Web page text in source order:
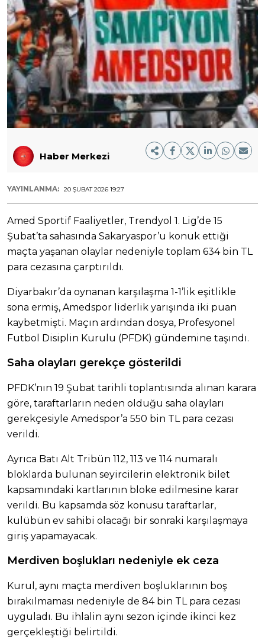
Haber Merkezi
YAYINLANMA: 20 ŞUBAT 2026 19:27
Amed Sportif Faaliyetler, Trendyol 1. Lig’de 15
Şubat’ta sahasında Sakaryaspor’u konuk ettiği
maçta yaşanan olaylar nedeniyle toplam 634 bin TL
para cezasına çarptırıldı.
Diyarbakır’da oynanan karşılaşma 1-1’lik eşitlikle
sona ermiş, Amedspor liderlik yarışında iki puan
kaybetmişti. Maçın ardından dosya, Profesyonel
Futbol Disiplin Kurulu (PFDK) gündemine taşındı.
Saha olayları gerekçe gösterildi
PFDK’nın 19 Şubat tarihli toplantısında alınan karara
göre, taraftarların neden olduğu saha olayları
gerekçesiyle Amedspor’a 550 bin TL para cezası
verildi.
Ayrıca Batı Alt Tribün 112, 113 ve 114 numaralı
bloklarda bulunan seyircilerin elektronik bilet
kapsamındaki kartlarının bloke edilmesine karar
verildi. Bu kapsamda söz konusu taraftarlar,
kulübün ev sahibi olacağı bir sonraki karşılaşmaya
giriş yapamayacak.
Merdiven boşlukları nedeniyle ek ceza
Kurul, aynı maçta merdiven boşluklarının boş
bırakılmaması nedeniyle de 84 bin TL para cezası
uyguladı. Bu ihlalin aynı sezon içinde ikinci kez
gerçekleştiği belirtildi.